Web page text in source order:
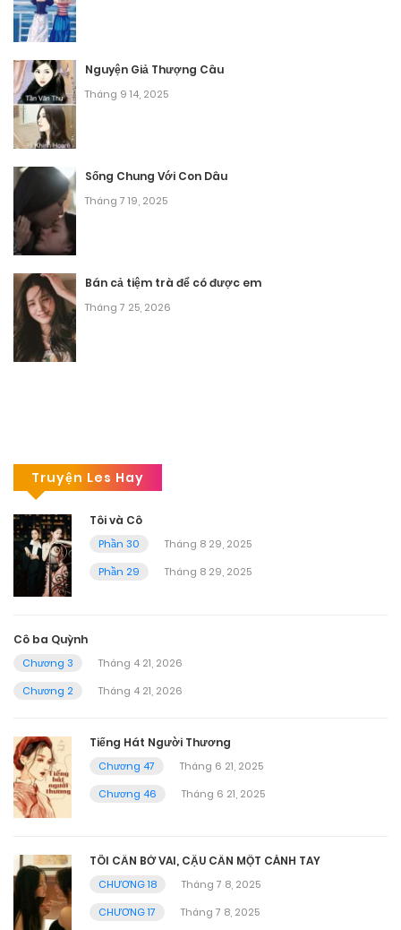
Nguyện Giả Thượng Câu
Tháng 9 14, 2025
Sống Chung Với Con Dâu
Tháng 7 19, 2025
Bán cả tiệm trà để có được em
Tháng 7 25, 2026
Truyện Les Hay
Tôi và Cô
Phần 30
Tháng 8 29, 2025
Phần 29
Tháng 8 29, 2025
Cô ba Quỳnh
Chương 3
Tháng 4 21, 2026
Chương 2
Tháng 4 21, 2026
Tiếng Hát Người Thương
Chương 47
Tháng 6 21, 2025
Chương 46
Tháng 6 21, 2025
TÔI CẦN BỜ VAI, CẬU CẦN MỘT CÁNH TAY
CHƯƠNG 18
Tháng 7 8, 2025
CHƯƠNG 17
Tháng 7 8, 2025